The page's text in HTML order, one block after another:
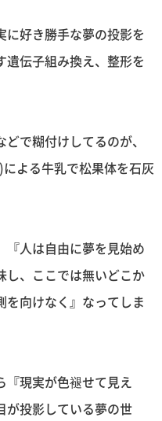
好き勝手な夢の投影を
遺伝子組み換え、整形を
で糊付けしてるのが、
よる牛乳で松果体を石灰
『人は自由に夢を見始め
し、ここでは無いどこか
を向けなく』なってしま
『現実が色褪せて見え
が投影している夢の世